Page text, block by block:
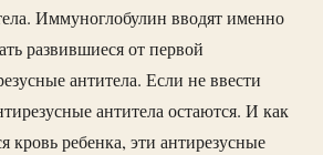
Иммуноглобулин вводят именно
развившиеся от первой
антитела. Если не ввести
антитела остаются. И как
кровь ребенка, эти антирезусные